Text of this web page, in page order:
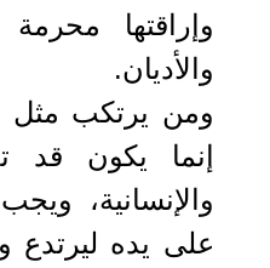
وإراقتها
والأديان.
ومن يرتكب مثل
إنما يكون قد
والإنسانية،
على يده ليرتدع